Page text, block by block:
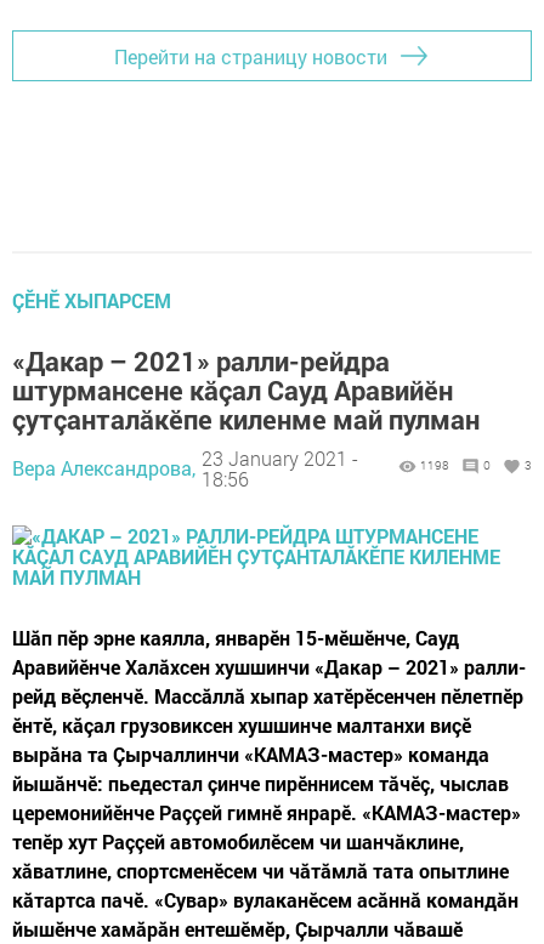
Перейти на страницу новости
ÇӖНӖ ХЫПАРСЕМ
«Дакар – 2021» ралли-рейдра
штурмансене кăçал Сауд Аравийӗн
çутçанталăкӗпе киленме май пулман
Вера Александрова, 23 January 2021 -
18:56
1198 0 3
Шăп пӗр эрне каялла, январӗн 15-мӗшӗнче, Сауд
Аравийӗнче Халăхсен хушшинчи «Дакар – 2021» ралли-
рейд вӗçленчӗ. Массăллă хыпар хатӗрӗсенчен пӗлетпӗр
ӗнтӗ, кăçал грузовиксен хушшинче малтанхи виçӗ
вырăна та Çырчаллинчи «КАМАЗ-мастер» команда
йышăнчӗ: пьедестал çинче пирӗннисем тăчӗç, чыслав
церемонийӗнче Раççей гимнӗ янрарӗ. «КАМАЗ-мастер»
тепӗр хут Раççей автомобилӗсем чи шанчăклине,
хăватлине, спортсменӗсем чи чăтăмлă тата опытлине
кăтартса пачӗ. «Сувар» вулаканӗсем асăннă командăн
йышӗнче хамăрăн ентешӗмӗр, Çырчалли чăвашӗ